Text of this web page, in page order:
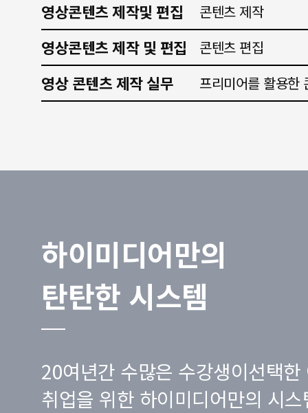
영상콘텐츠 제작및 편집 콘텐츠 제작
영상콘텐츠 제작 및 편집 콘텐츠 편집
영상 콘텐츠 제작 실무 프리미어를 활용한
하이미디어만의
탄탄한 시스템
20여년간 수많은 수강생이선택한
취업을 위한 하이미디어만의 시